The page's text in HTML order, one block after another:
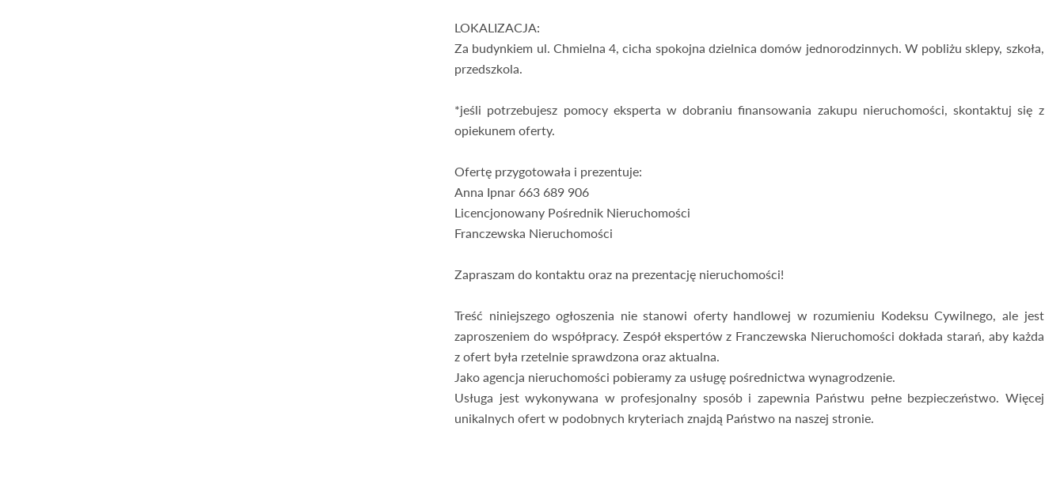
LOKALIZACJA:
Za budynkiem ul. Chmielna 4, cicha spokojna dzielnica domów jednorodzinnych. W pobliżu sklepy, szkoła,
przedszkola.
*jeśli potrzebujesz pomocy eksperta w dobraniu finansowania zakupu nieruchomości, skontaktuj się z
opiekunem oferty.
Ofertę przygotowała i prezentuje:
Anna Ipnar 663 689 906
Licencjonowany Pośrednik Nieruchomości
Franczewska Nieruchomości
Zapraszam do kontaktu oraz na prezentację nieruchomości!
Treść niniejszego ogłoszenia nie stanowi oferty handlowej w rozumieniu Kodeksu Cywilnego, ale jest
zaproszeniem do współpracy. Zespół ekspertów z Franczewska Nieruchomości dokłada starań, aby każda
z ofert była rzetelnie sprawdzona oraz aktualna.
Jako agencja nieruchomości pobieramy za usługę pośrednictwa wynagrodzenie.
Usługa jest wykonywana w profesjonalny sposób i zapewnia Państwu pełne bezpieczeństwo. Więcej
unikalnych ofert w podobnych kryteriach znajdą Państwo na naszej stronie.